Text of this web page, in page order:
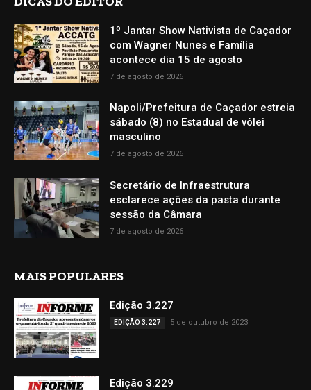
1º Jantar Show Nativista de Caçador
com Wagner Nunes e Família
acontece dia 15 de agosto
7 de agosto de 2026
Napoli/Prefeitura de Caçador estreia
sábado (8) no Estadual de vôlei
masculino
7 de agosto de 2026
Secretário de Infraestrutura
esclarece ações da pasta durante
sessão da Câmara
7 de agosto de 2026
MAIS POPULARES
Edição 3.227
EDIÇÃO 3.227 5 de outubro de 2023
Edição 3.229